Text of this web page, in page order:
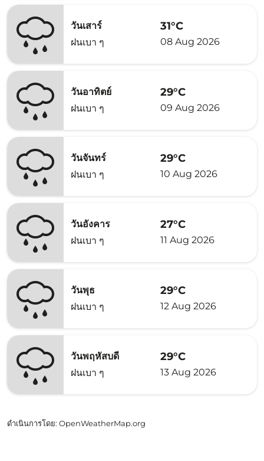
วันเสาร์
ฝนเบา ๆ
31°C
08 Aug 2026
วันอาทิตย์
ฝนเบา ๆ
29°C
09 Aug 2026
วันจันทร์
ฝนเบา ๆ
29°C
10 Aug 2026
วันอังคาร
ฝนเบา ๆ
27°C
11 Aug 2026
วันพุธ
ฝนเบา ๆ
29°C
12 Aug 2026
วันพฤหัสบดี
ฝนเบา ๆ
29°C
13 Aug 2026
ดำเนินการโดย: OpenWeatherMap.org